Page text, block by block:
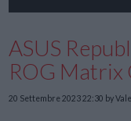
ASUS
ROG Matrix
20 Settembre 2023 22:30 by